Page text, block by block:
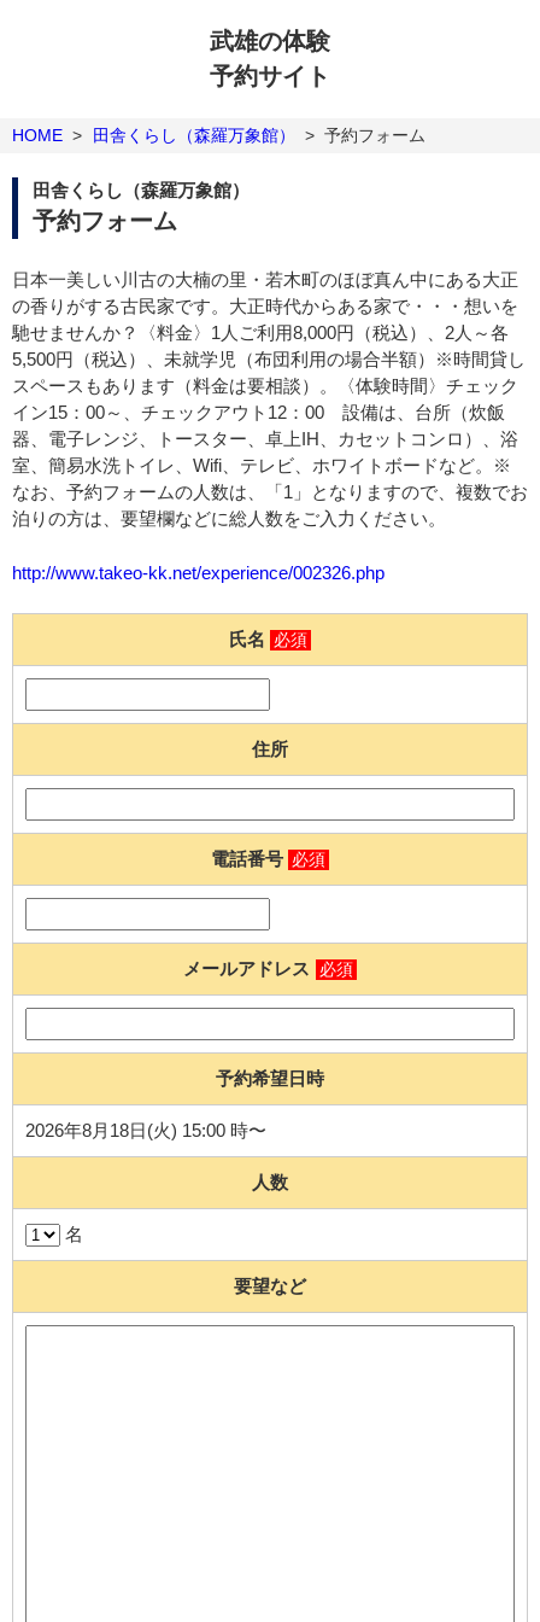
武雄の体験
予約サイト
HOME > 田舎くらし（森羅万象館） > 予約フォーム
田舎くらし（森羅万象館）
予約フォーム
日本一美しい川古の大楠の里・若木町のほぼ真ん中にある大正
の香りがする古民家です。大正時代からある家で・・・想いを
馳せませんか？〈料金〉1人ご利用8,000円（税込）、2人～各
5,500円（税込）、未就学児（布団利用の場合半額）※時間貸し
スペースもあります（料金は要相談）。〈体験時間〉チェック
イン15：00～、チェックアウト12：00 設備は、台所（炊飯
器、電子レンジ、トースター、卓上IH、カセットコンロ）、浴
室、簡易水洗トイレ、Wifi、テレビ、ホワイトボードなど。※
なお、予約フォームの人数は、「1」となりますので、複数でお
泊りの方は、要望欄などに総人数をご入力ください。
http://www.takeo-kk.net/experience/002326.php
氏名 必須
住所
電話番号 必須
メールアドレス 必須
予約希望日時
2026年8月18日(火) 15:00 時〜
人数
名
要望など